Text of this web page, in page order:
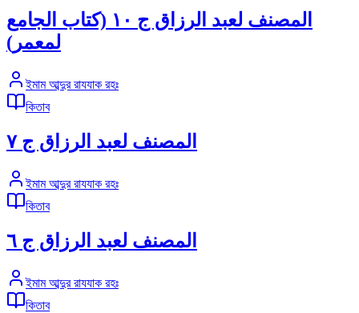
المصنف لعبد الرزاق ج ١٠ (كتاب الجامع
لمعمر)
ইমাম আব্দুর রাযযাক রহঃ
কিতাব
المصنف لعبد الرزاق ج ٧
ইমাম আব্দুর রাযযাক রহঃ
কিতাব
المصنف لعبد الرزاق ج ٦
ইমাম আব্দুর রাযযাক রহঃ
কিতাব